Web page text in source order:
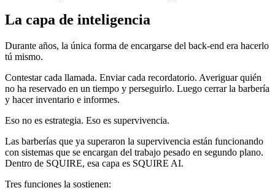
La capa de inteligencia
Durante años, la única forma de encargarse del back-end era hacerlo
tú mismo.
Contestar cada llamada. Enviar cada recordatorio. Averiguar quién
no ha reservado en un tiempo y perseguirlo. Luego cerrar la barbería
y hacer inventario e informes.
Eso no es estrategia. Eso es supervivencia.
Las barberías que ya superaron la supervivencia están funcionando
con sistemas que se encargan del trabajo pesado en segundo plano.
Dentro de SQUIRE, esa capa es SQUIRE AI.
Tres funciones la sostienen: